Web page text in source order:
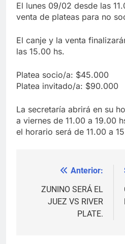
El lunes 09/02 desde las
venta de plateas para no
El canje y la venta
las 15.00 hs.
Platea socio/a: $45.000
Platea invitado/a: $90.000
La secretaría abrirá en su
a viernes de 11.00 a 19.00
el horario será de 11.00 a
Navegación
Anterior:
ZUNINO SERÁ EL
JUEZ VS RIVER
PLATE.